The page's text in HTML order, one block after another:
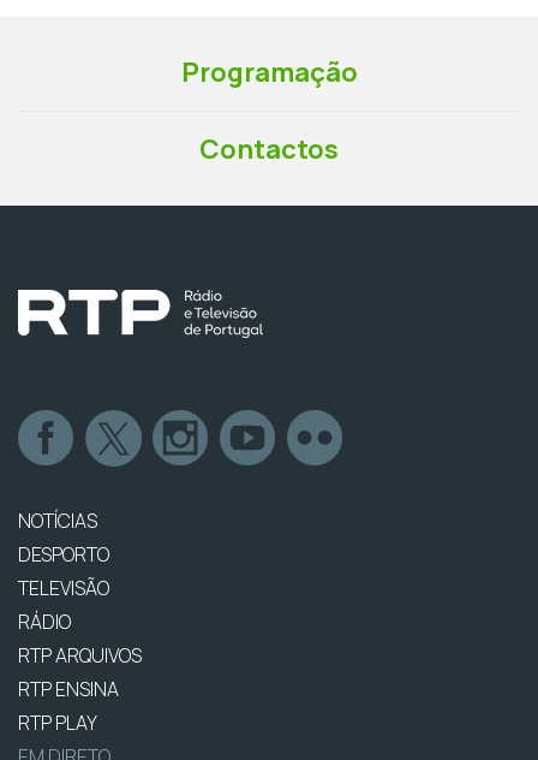
Programação
Contactos
NOTÍCIAS
DESPORTO
TELEVISÃO
RÁDIO
RTP ARQUIVOS
RTP ENSINA
RTP PLAY